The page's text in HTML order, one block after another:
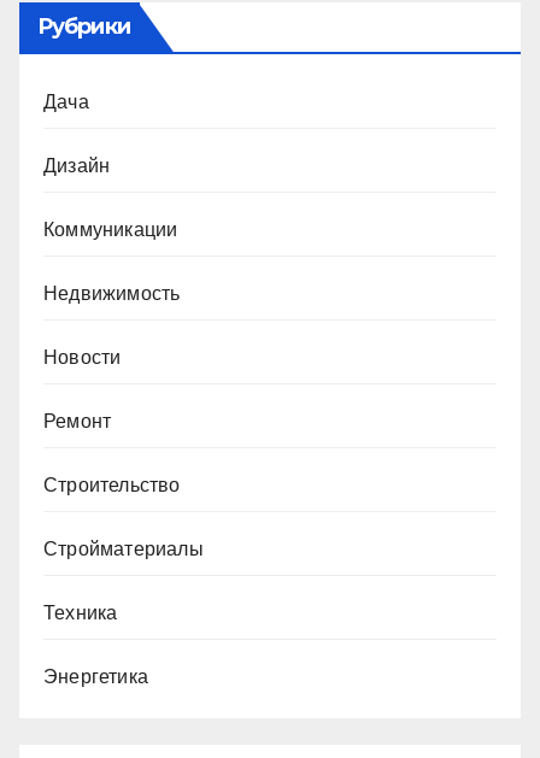
Рубрики
Дача
Дизайн
Коммуникации
Недвижимость
Новости
Ремонт
Строительство
Стройматериалы
Техника
Энергетика